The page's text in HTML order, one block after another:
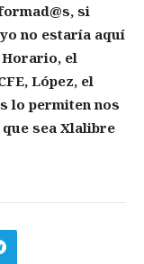
si
no estaría aquí
el
López, el
lo permiten nos
sea Xlalibre